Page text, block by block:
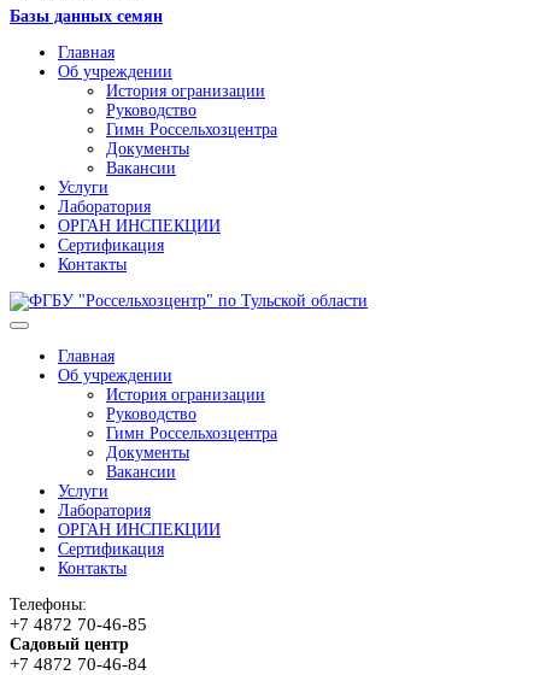
Базы данных семян
Главная
Об учреждении
История огранизации
Руководство
Гимн Россельхозцентра
Документы
Вакансии
Услуги
Лаборатория
ОРГАН ИНСПЕКЦИИ
Сертификация
Контакты
Главная
Об учреждении
История огранизации
Руководство
Гимн Россельхозцентра
Документы
Вакансии
Услуги
Лаборатория
ОРГАН ИНСПЕКЦИИ
Сертификация
Контакты
Телефоны:
+7 4872 70-46-85
Садовый центр
+7 4872 70-46-84